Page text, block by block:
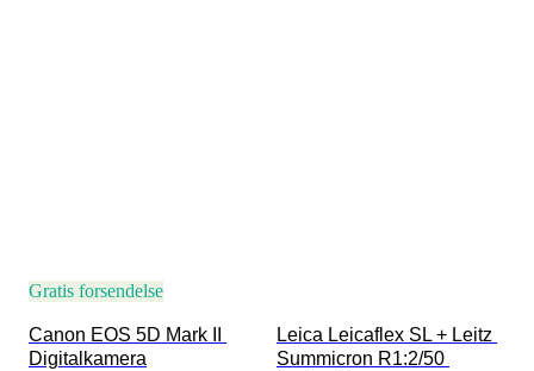
Gratis forsendelse
Canon EOS 5D Mark II
Digitalkamera
Leica Leicaflex SL + Leitz
Summicron R1:2/50